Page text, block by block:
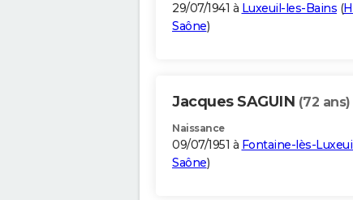
29/07/1941 à Luxeuil-les-Bains (
Saône)
Jacques SAGUIN (72 ans)
Naissance
09/07/1951 à Fontaine-lès-
Saône)